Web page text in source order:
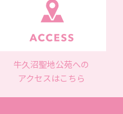
牛久沼聖地公苑への
アクセスはこちら